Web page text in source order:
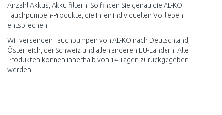
Anzahl Akkus, Akku filtern. So finden Sie genau die AL-KO
Tauchpumpen-Produkte, die Ihren individuellen Vorlieben
entsprechen.
Wir versenden Tauchpumpen von AL-KO nach Deutschland,
Österreich, der Schweiz und allen anderen EU-Ländern. Alle
Produkten können innerhalb von 14 Tagen zurückgegeben
werden.